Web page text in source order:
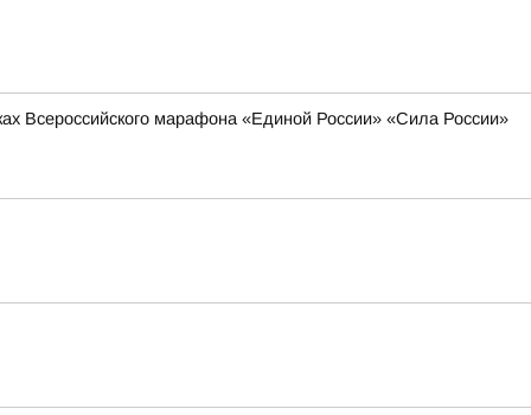
Всероссийского марафона «Единой России» «Сила России»